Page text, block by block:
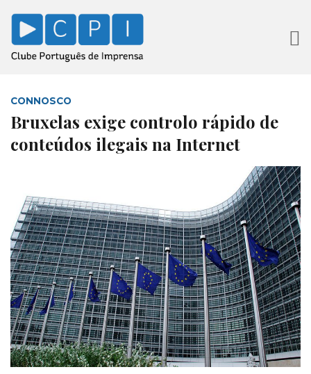
CONNOSCO
Bruxelas exige controlo rápido de
conteúdos ilegais na Internet